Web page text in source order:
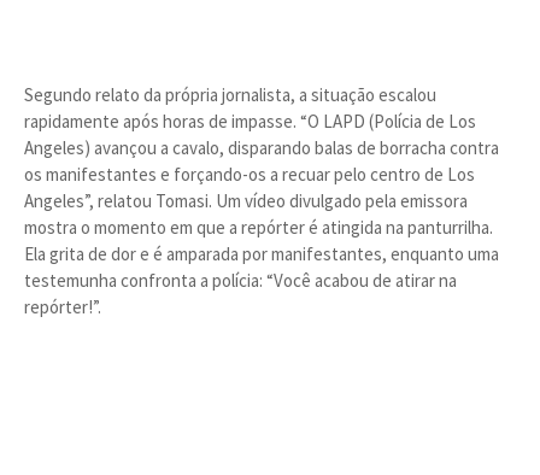
Segundo relato da própria jornalista, a situação escalou
rapidamente após horas de impasse. “O LAPD (Polícia de Los
Angeles) avançou a cavalo, disparando balas de borracha contra
os manifestantes e forçando-os a recuar pelo centro de Los
Angeles”, relatou Tomasi. Um vídeo divulgado pela emissora
mostra o momento em que a repórter é atingida na panturrilha.
Ela grita de dor e é amparada por manifestantes, enquanto uma
testemunha confronta a polícia: “Você acabou de atirar na
repórter!”.